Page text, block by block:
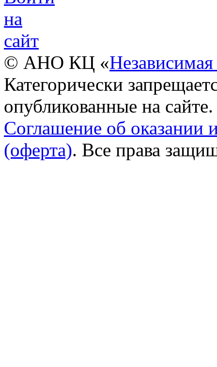
© АНО КЦ «Независимая
Категорически
опубликованные на сайте.
Соглашение об оказании
(оферта). Все права